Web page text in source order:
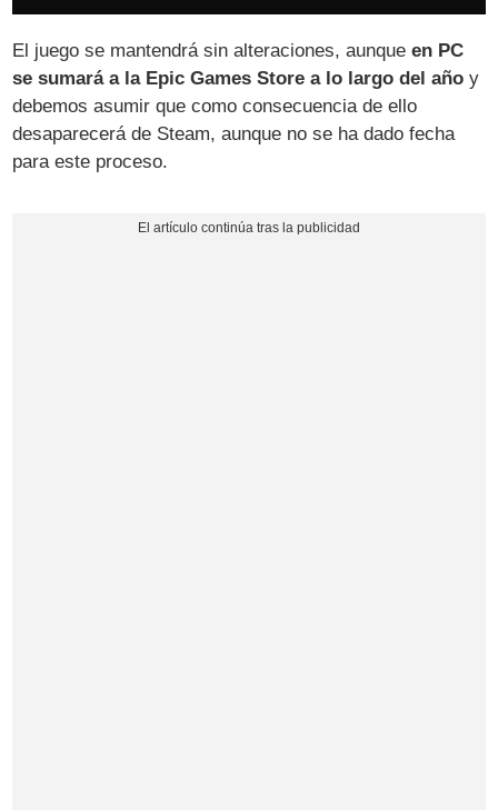
El juego se mantendrá sin alteraciones, aunque en PC
se sumará a la Epic Games Store a lo largo del año y
debemos asumir que como consecuencia de ello
desaparecerá de Steam, aunque no se ha dado fecha
para este proceso.